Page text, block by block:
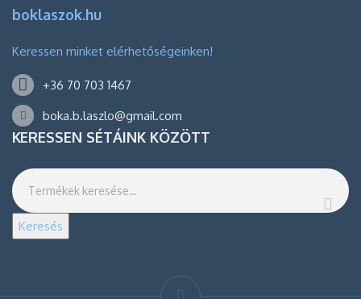
boklaszok.hu
Keressen minket elérhetőségeinken!
+36 70 703 1467
boka.b.laszlo@gmail.com
KERESSEN SÉTÁINK KÖZÖTT
Keresés